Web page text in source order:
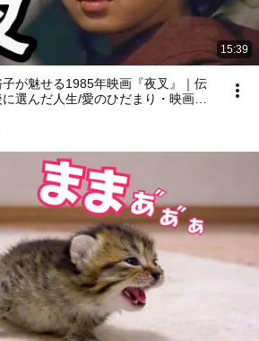
15:39
が魅せる1985年映画『夜叉』｜伝
選んだ人生/愛のひだまり・映画解